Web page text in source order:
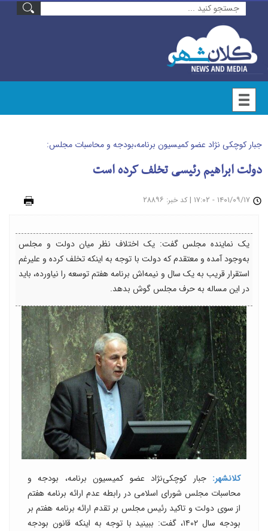
جبار کوچکی نژاد عضو کمیسیون برنامه،بودجه و محاسبات مجلس:
دولت ابراهیم رئیسی تخلف کرده است
| کد خبر: ۲۸۸۹۶
یک نماینده مجلس گفت: یک اختلاف نظر میان دولت و مجلس
به‌وجود آمده و معتقدم که دولت با توجه به اینکه تخلف کرده و علیرغم
استقرار قریب به یک سال و نیمه‌اش برنامه هفتم توسعه را نیاورده، باید
در این مساله به حرف مجلس گوش بدهد.
کلانشهر: جبار کوچکی‌نژاد عضو کمیسیون برنامه، بودجه و
محاسبات مجلس شورای اسلامی در رابطه عدم ارائه برنامه هفتم
از سوی دولت و تاکید رئیس مجلس بر تقدم ارائه برنامه هفتم بر
بودجه سال ۱۴۰۲، گفت: ببینید با توجه به اینکه قانون بودجه